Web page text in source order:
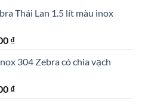
Thái Lan 1.5 lít màu inox
₫Giá
tại
550.000 ₫.
304 Zebra có chia vạch
₫Giá